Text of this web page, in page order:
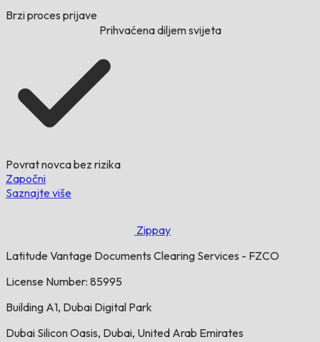
Brzi proces prijave
Prihvaćena diljem svijeta
Povrat novca bez rizika
Započni
Saznajte više
Zippay
Latitude Vantage Documents Clearing Services - FZCO
License Number: 85995
Building A1, Dubai Digital Park
Dubai Silicon Oasis, Dubai, United Arab Emirates